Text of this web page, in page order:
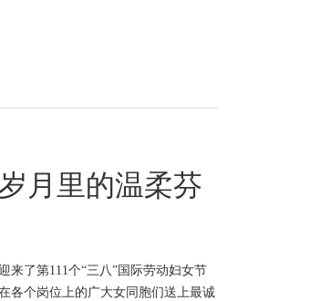
月里的温柔芬
来了第111个“三八”国际劳动妇女节
各个岗位上的广大女同胞们送上最诚